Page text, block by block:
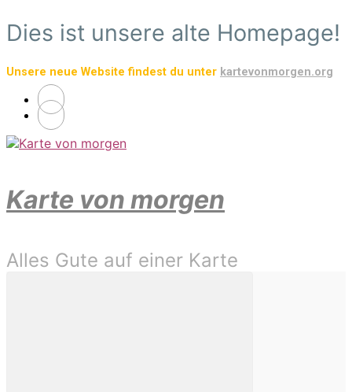
Zum
Hauptinhalt
Dies ist unsere alte Homepage!
Unsere neue Website findest du unter kartevonmorgen.org
Karte von morgen
Alles Gute auf einer Karte